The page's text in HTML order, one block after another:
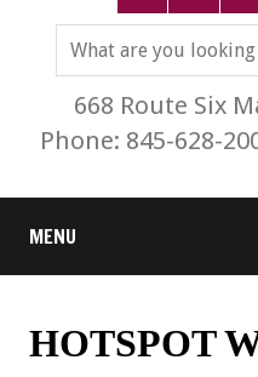
668 Route Six
Phone: 845-628-
MENU
HOTSPOT